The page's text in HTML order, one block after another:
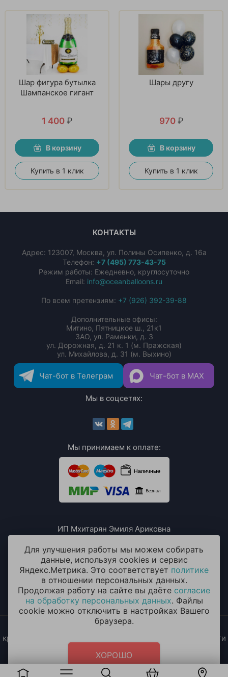
Шар фигура бутылка
Шампанское гигант
1 400 ₽
В корзину
Купить в 1 клик
Шары другу
970 ₽
В корзину
Купить в 1 клик
КОНТАКТЫ
Адрес: 123007, Москва, ул. Полины Осипенко, д. 16а
Телефон: +7 (495) 773-43-75
Режим работы: Ежедневно, круглосуточно
Email: info@oceanballoons.ru
По всем претензиям: +7 (926) 392-39-88
Дополнительные офисы:
Митино, Пятницкое ш., 21к1
ЗАО, ул. Раменки, д. 3
ул. Дорожная, д. 21 к. 1 (м. Пражская)
ул. Михайлова, д. 31 (м. Выхино)
Чат-бот в Телеграм Чат-бот в MAX
Мы в соцсетях:
Мы принимаем к оплате:
ИП Мхитарян Эмиля Ариковна
ИНН: 771385063807
ОГРН / ОГРНИП: 319508100076230
2014 - 2026 © «ОКЕАН ШАРОВ» Воздушные шары с
круглосуточной доставкой в Москве и Московской области
Политика конфиденциальности
согласие на обработку
персональных данных
Для улучшения работы мы можем собирать
данные, используя cookies и сервис
Яндекс.Метрика. Это соответствует политике
в отношении персональных данных.
Продолжая работу на сайте вы даёте согласие
на обработку персональных данных. Файлы
cookie можно отключить в настройках Вашего
браузера.
ХОРОШО